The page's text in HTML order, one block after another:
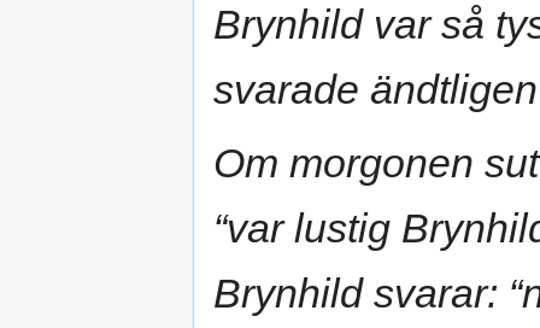
Brynhild var så
svarade
Om morgonen
“var lustig
Brynhild svarar: